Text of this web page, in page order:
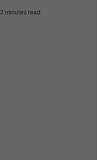
2 minutes read